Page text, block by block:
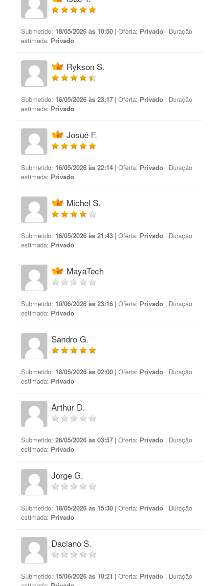
Submetido: 18/05/2026 às 10:50 | Oferta: Privado | Duração
estimada: Privado
Rykson S.
Submetido: 16/05/2026 às 23:17 | Oferta: Privado | Duração
estimada: Privado
Josué F.
Submetido: 16/05/2026 às 22:14 | Oferta: Privado | Duração
estimada: Privado
Michel S.
Submetido: 16/05/2026 às 21:43 | Oferta: Privado | Duração
estimada: Privado
MayaTech
Submetido: 10/06/2026 às 23:16 | Oferta: Privado | Duração
estimada: Privado
Sandro G.
Submetido: 18/05/2026 às 02:00 | Oferta: Privado | Duração
estimada: Privado
Arthur D.
Submetido: 26/05/2026 às 03:57 | Oferta: Privado | Duração
estimada: Privado
Jorge G.
Submetido: 18/05/2026 às 15:30 | Oferta: Privado | Duração
estimada: Privado
Daciano S.
Submetido: 15/06/2026 às 10:21 | Oferta: Privado | Duração